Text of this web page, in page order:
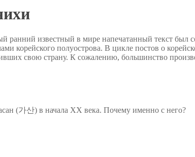
ранний известный в мире напечатанный текст был
корейского полуострова. В цикле постов о
свою страну. К сожалению, большинство
(가산) в начала ХХ века. Почему именно с него?